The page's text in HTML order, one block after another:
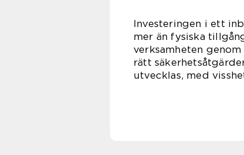
Investeringen i ett
mer än fysiska
verksamheten
rätt
utvecklas, med